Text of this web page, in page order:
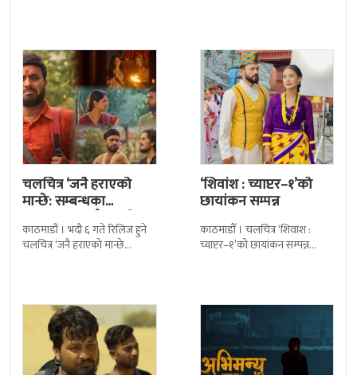
चलचित्र ‘जनै हराएको
मान्छे: सम्बन्धका
धागाहरू’मा जनै कसरी
हराउँछ ?
काठमाडौं । भदौ ६ गते रिलिज हुने
चलचित्र ‘जनै हराएको मान्छे
‘शिवांश : च्याप्टर–१’को
छायांकन सम्पन्न
काठमाडौँ । चलचित्र ‘शिवांश :
च्याप्टर–१’को छायांकन सम्पन्न